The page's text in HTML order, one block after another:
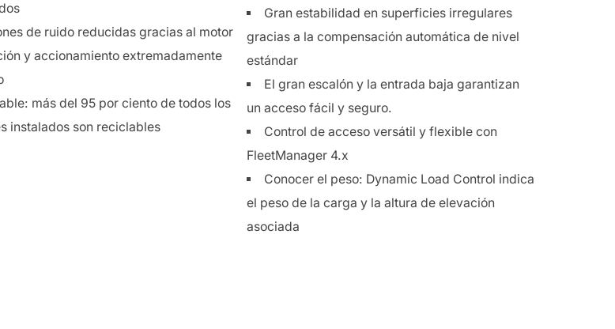
de ruido reducidas gracias al motor
y accionamiento extremadamente
más del 95 por ciento de todos los
instalados son reciclables
Gran estabilidad en superficies irregulares
gracias a la compensación automática de nivel
estándar
El gran escalón y la entrada baja garantizan
un acceso fácil y seguro.
Control de acceso versátil y flexible con
FleetManager 4.x
Conocer el peso: Dynamic Load Control indica
el peso de la carga y la altura de elevación
asociada